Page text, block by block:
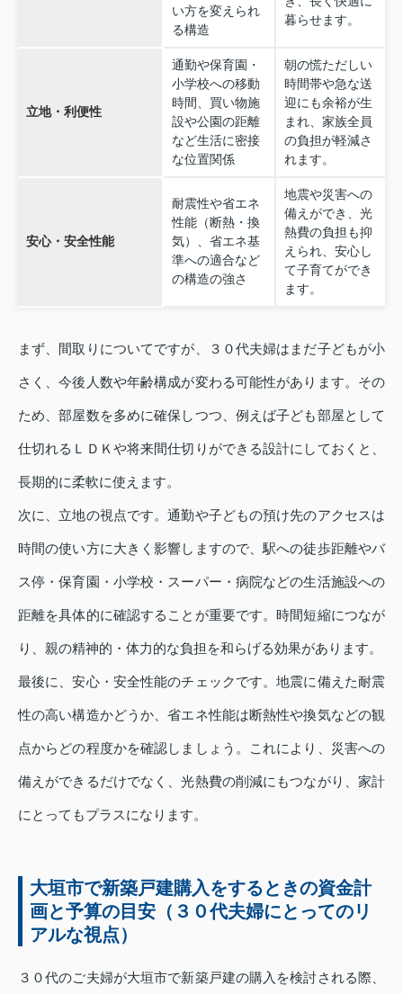
い方を変えられ
る構造
暮らせます。
立地・利便性
通勤や保育園・
小学校への移動
時間、買い物施
設や公園の距離
など生活に密接
な位置関係
朝の慌ただしい
時間帯や急な送
迎にも余裕が生
まれ、家族全員
の負担が軽減さ
れます。
安心・安全性能
耐震性や省エネ
性能（断熱・換
気）、省エネ基
準への適合など
の構造の強さ
地震や災害への
備えができ、光
熱費の負担も抑
えられ、安心し
て子育てができ
ます。
まず、間取りについてですが、３０代夫婦はまだ子どもが小
さく、今後人数や年齢構成が変わる可能性があります。その
ため、部屋数を多めに確保しつつ、例えば子ども部屋として
仕切れるＬＤＫや将来間仕切りができる設計にしておくと、
長期的に柔軟に使えます。
次に、立地の視点です。通勤や子どもの預け先のアクセスは
時間の使い方に大きく影響しますので、駅への徒歩距離やバ
ス停・保育園・小学校・スーパー・病院などの生活施設への
距離を具体的に確認することが重要です。時間短縮につなが
り、親の精神的・体力的な負担を和らげる効果があります。
最後に、安心・安全性能のチェックです。地震に備えた耐震
性の高い構造かどうか、省エネ性能は断熱性や換気などの観
点からどの程度かを確認しましょう。これにより、災害への
備えができるだけでなく、光熱費の削減にもつながり、家計
にとってもプラスになります。
大垣市で新築戸建購入をするときの資金計
画と予算の目安（３０代夫婦にとってのリ
アルな視点）
３０代のご夫婦が大垣市で新築戸建の購入を検討される際、